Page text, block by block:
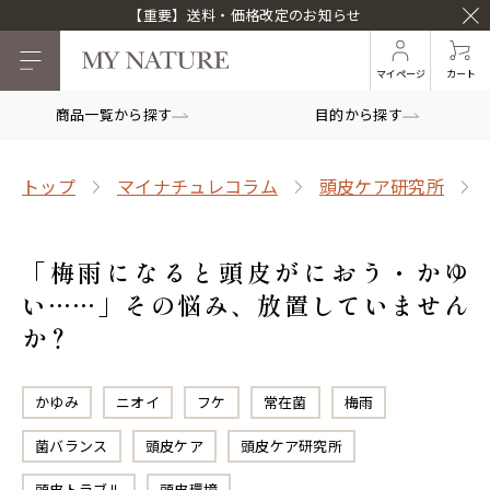
【重要】送料・価格改定のお知らせ
マイページ カート
商品一覧から探す 目的から探す
トップ マイナチュレコラム 頭皮ケア研究所
「梅雨になると頭皮がにおう・かゆ
い……」その悩み、放置していません
か？
かゆみ ニオイ フケ 常在菌 梅雨
菌バランス 頭皮ケア 頭皮ケア研究所